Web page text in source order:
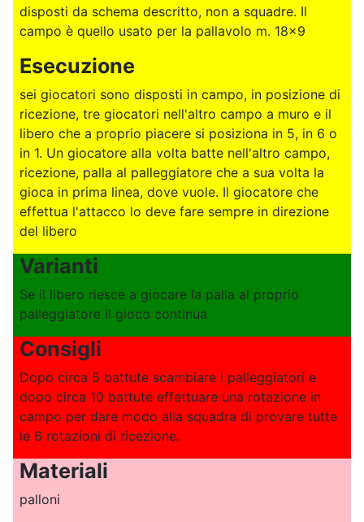
disposti da schema descritto, non a squadre. Il
campo è quello usato per la pallavolo m. 18x9
Esecuzione
sei giocatori sono disposti in campo, in posizione di
ricezione, tre giocatori nell'altro campo a muro e il
libero che a proprio piacere si posiziona in 5, in 6 o
in 1. Un giocatore alla volta batte nell'altro campo,
ricezione, palla al palleggiatore che a sua volta la
gioca in prima linea, dove vuole. Il giocatore che
effettua l'attacco lo deve fare sempre in direzione
del libero
Varianti
Se il libero riesce a giocare la palla al proprio
palleggiatore il gioco continua
Consigli
Dopo circa 5 battute scambiare i palleggiatori e
dopo circa 10 battute effettuare una rotazione in
campo per dare modo alla squadra di provare tutte
le 6 rotazioni di ricezione.
Materiali
palloni